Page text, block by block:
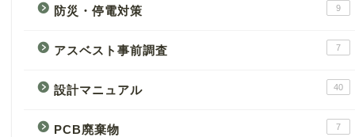
防災・停電対策 9
アスベスト事前調査 7
設計マニュアル 40
PCB廃棄物 7